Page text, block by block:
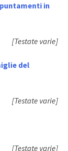
in
[Testate varie]
del
[Testate varie]
[Testate varie]